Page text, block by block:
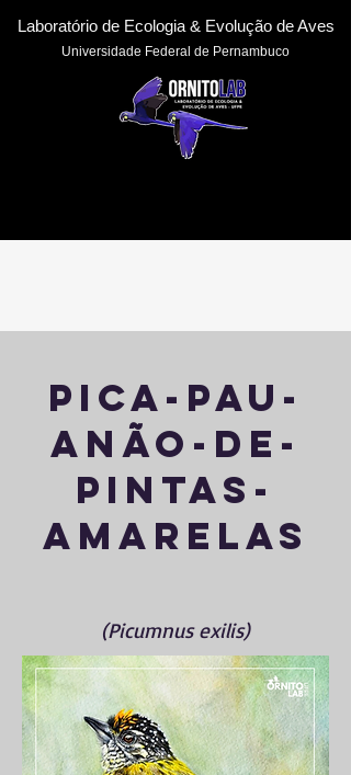
Laboratório de Ecologia & Evolução de Aves
Universidade Federal de Pernambuco
pica-pau-
anão-de-
pintas-
amarelas
(Picumnus exilis)